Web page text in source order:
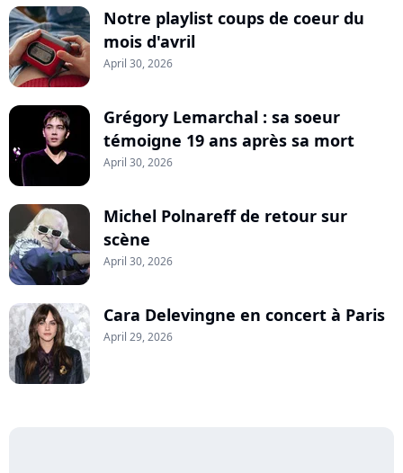
Notre playlist coups de coeur du
mois d'avril
April 30, 2026
Grégory Lemarchal : sa soeur
témoigne 19 ans après sa mort
April 30, 2026
Michel Polnareff de retour sur
scène
April 30, 2026
Cara Delevingne en concert à Paris
April 29, 2026